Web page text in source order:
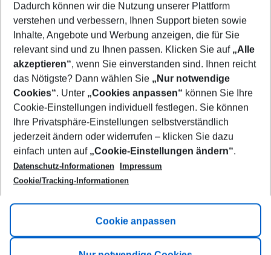
Who will travel
2 adults No children
Show more filter
Footer
Footer navigation
Title A
Link A
Dadurch können wir die Nutzung unserer Plattform
verstehen und verbessern, Ihnen Support bieten sowie
Inhalte, Angebote und Werbung anzeigen, die für Sie
relevant sind und zu Ihnen passen. Klicken Sie auf „Alle
akzeptieren“, wenn Sie einverstanden sind. Ihnen reicht
das Nötigste? Dann wählen Sie „Nur notwendige
Cookies“. Unter „Cookies anpassen“ können Sie Ihre
Cookie-Einstellungen individuell festlegen. Sie können
Ihre Privatsphäre-Einstellungen selbstverständlich
jederzeit ändern oder widerrufen – klicken Sie dazu
einfach unten auf „Cookie-Einstellungen ändern“.
Datenschutz-Informationen
Impressum
Cookie/Tracking-Informationen
Cookie anpassen